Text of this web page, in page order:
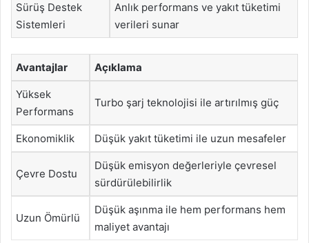
Sürüş Destek
Sistemleri
Anlık performans ve yakıt tüketimi
verileri sunar
Avantajlar Açıklama
Yüksek
Performans
Turbo şarj teknolojisi ile artırılmış güç
Ekonomiklik Düşük yakıt tüketimi ile uzun mesafeler
Çevre Dostu
Düşük emisyon değerleriyle çevresel
sürdürülebilirlik
Uzun Ömürlü
Düşük aşınma ile hem performans hem
maliyet avantajı